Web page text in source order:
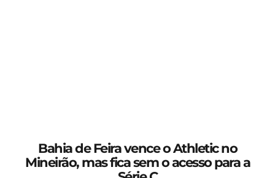
Bahia de Feira vence o Athletic no
Mineirão, mas fica sem o acesso para a